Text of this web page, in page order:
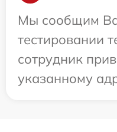
Мы сообщим
тестировании
сотрудник
указанному